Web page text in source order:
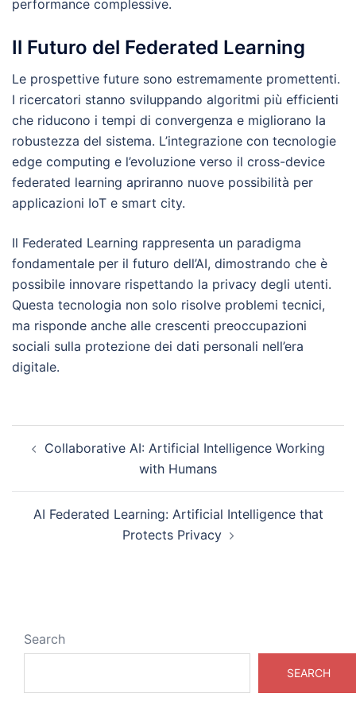
performance complessive.
Il Futuro del Federated Learning
Le prospettive future sono estremamente promettenti.
I ricercatori stanno sviluppando algoritmi più efficienti
che riducono i tempi di convergenza e migliorano la
robustezza del sistema. L’integrazione con tecnologie
edge computing e l’evoluzione verso il cross-device
federated learning apriranno nuove possibilità per
applicazioni IoT e smart city.
Il Federated Learning rappresenta un paradigma
fondamentale per il futuro dell’AI, dimostrando che è
possibile innovare rispettando la privacy degli utenti.
Questa tecnologia non solo risolve problemi tecnici,
ma risponde anche alle crescenti preoccupazioni
sociali sulla protezione dei dati personali nell’era
digitale.
navigation
Collaborative AI: Artificial Intelligence Working
with Humans
AI Federated Learning: Artificial Intelligence that
Protects Privacy
Search
SEARCH